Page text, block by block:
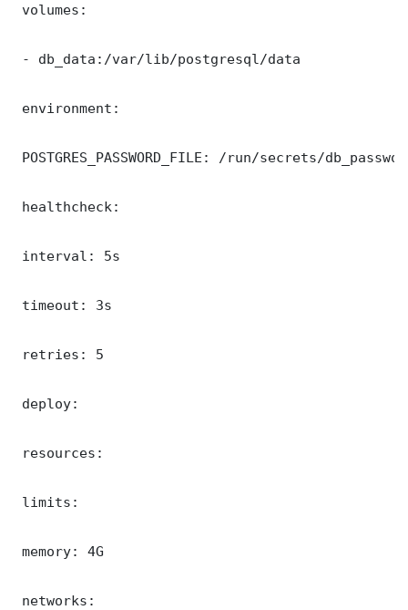
volumes:
- db_data:/var/lib/postgresql/data
environment:
POSTGRES_PASSWORD_FILE: /run/secrets/
healthcheck:
interval: 5s
timeout: 3s
retries: 5
deploy:
resources:
limits:
memory: 4G
networks: